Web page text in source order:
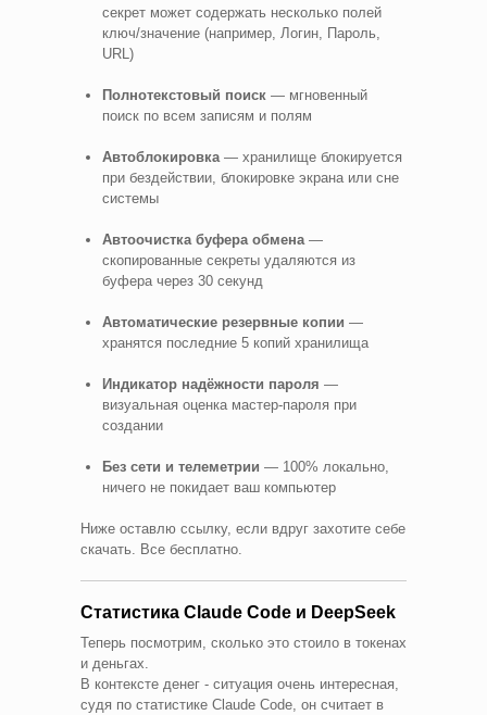
секрет может содержать несколько полей
ключ/значение (например, Логин, Пароль,
URL)
Полнотекстовый поиск — мгновенный
поиск по всем записям и полям
Автоблокировка — хранилище блокируется
при бездействии, блокировке экрана или сне
системы
Автоочистка буфера обмена —
скопированные секреты удаляются из
буфера через 30 секунд
Автоматические резервные копии —
хранятся последние 5 копий хранилища
Индикатор надёжности пароля —
визуальная оценка мастер-пароля при
создании
Без сети и телеметрии — 100% локально,
ничего не покидает ваш компьютер
Ниже оставлю ссылку, если вдруг захотите себе
скачать. Все бесплатно.
Статистика Claude Code и DeepSeek
Теперь посмотрим, сколько это стоило в токенах
и деньгах.
В контексте денег - ситуация очень интересная,
судя по статистике Claude Code, он считает в